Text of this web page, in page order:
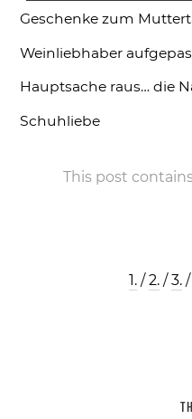
Geschenke zum
Weinliebhaber
Hauptsache raus… die
Schuhliebe
This post
1. /2. /3.